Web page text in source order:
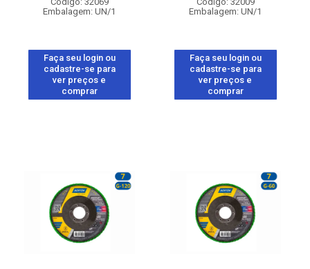
Embalagem: UN/1
Faça seu login ou
cadastre-se para
ver preços e
comprar
Embalagem: UN/1
Faça seu login ou
cadastre-se para
ver preços e
comprar